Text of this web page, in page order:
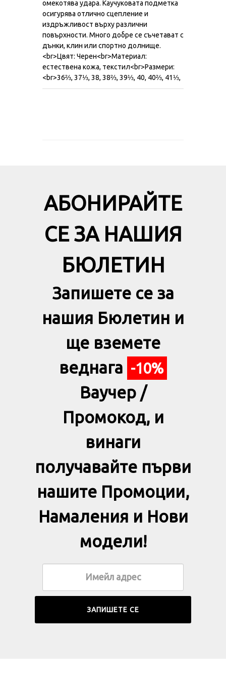
омекотява удара. Каучуковата подметка
осигурява отлично сцепление и
издръжливост върху различни
повърхности. Много добре се съчетават с
дънки, клин или спортно долнище.
<br>Цвят: Черен<br>Материал:
естествена кожа, текстил<br>Размери:
<br>36⅔, 37⅓, 38, 38⅔, 39⅓, 40, 40⅔, 41⅓,
АБОНИРАЙТЕ
СЕ ЗА НАШИЯ
БЮЛЕТИН
Запишете се за
нашия Бюлетин и
ще вземете
веднага -10%
Ваучер /
Промокод, и
винаги
получавайте първи
нашите Промоции,
Намаления и Нови
модели!